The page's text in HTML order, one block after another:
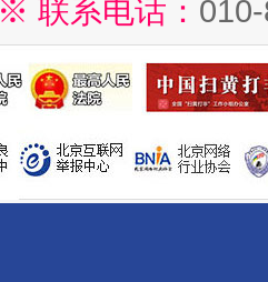
※ 联系电话：